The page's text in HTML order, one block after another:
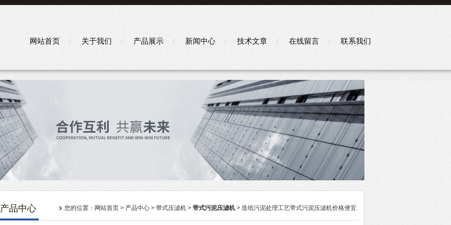
网站首页 关于我们 产品展示 新闻中心 技术文章 在线留言 联系我们
产品中心 您的位置： 网站首页 > 产品中心 > 带式压滤机 > 带式污泥压滤机> 造纸污泥处理工艺带式污泥压滤机价格便宜